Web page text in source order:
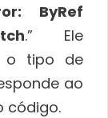
ByRef
.” Ele
o tipo de
ao
código.